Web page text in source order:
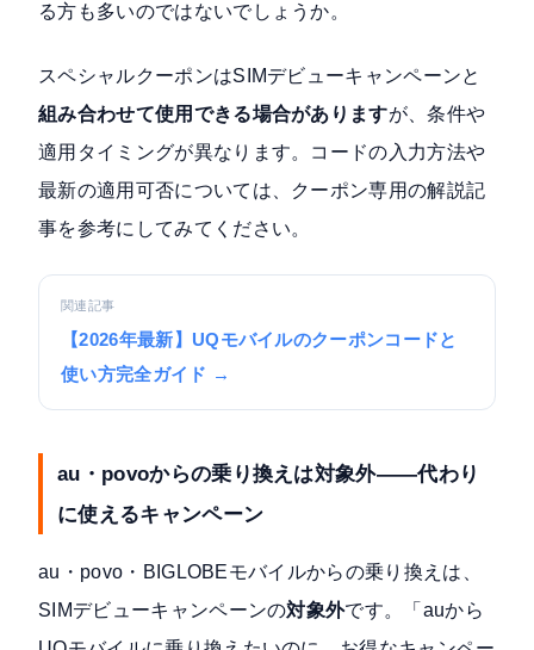
る方も多いのではないでしょうか。
スペシャルクーポンはSIMデビューキャンペーンと
組み合わせて使用できる場合がありますが、条件や
適用タイミングが異なります。コードの入力方法や
最新の適用可否については、クーポン専用の解説記
事を参考にしてみてください。
関連記事
【2026年最新】UQモバイルのクーポンコードと
使い方完全ガイド →
au・povoからの乗り換えは対象外——代わり
に使えるキャンペーン
au・povo・BIGLOBEモバイルからの乗り換えは、
SIMデビューキャンペーンの対象外です。「auから